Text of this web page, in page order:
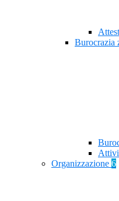
Burocrazia
Organizzazione 6